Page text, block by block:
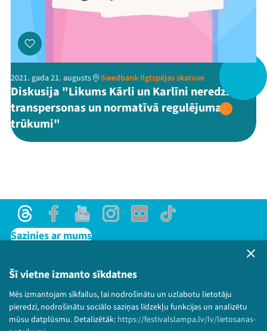
Šī vietne izmanto sīkdatnes
Mēs izmantojam sīkfailus, lai nodrošinātu un uzlabotu lietotāju
pieredzi, nodrošinātu sociālo saziņas līdzekļu funkcijas un analizētu
mūsu datplūsmu. Detalizētāk: https://festivalslampa.lv/lv/lietosanas-
ThreadsFacebookYoutube
X Instagram
Flick TikTok
2021. gada 21. augusts Swedbank Ilgtspējas skatuve
Diskusija "Likums Kārli un Karlīni neredz:
transpersonas un normatīvā regulējuma
trūkumi"
ThreadsFacebookYoutubeInstagram
Flick TikTok
Sazinies ar mums
Lietošanas noteikumi un sīkdatņu politika
Bērnu aizsardzības politika
© 2026 Sarunu festivāls LAMPA Visas tiesības
paturētas.